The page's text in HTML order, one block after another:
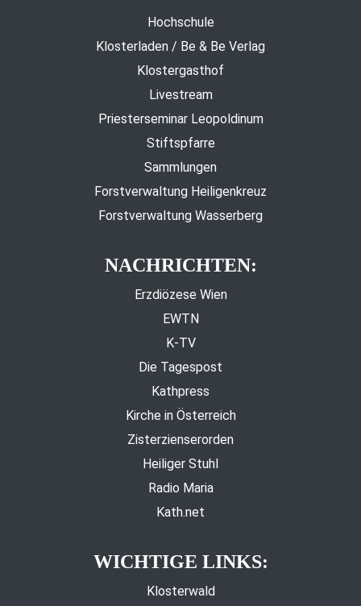
Hochschule
Klosterladen / Be & Be Verlag
Klostergasthof
Livestream
Priesterseminar Leopoldinum
Stiftspfarre
Sammlungen
Forstverwaltung Heiligenkreuz
Forstverwaltung Wasserberg
NACHRICHTEN:
Erzdiözese Wien
EWTN
K-TV
Die Tagespost
Kathpress
Kirche in Österreich
Zisterzienserorden
Heiliger Stuhl
Radio Maria
Kath.net
WICHTIGE LINKS:
Klosterwald